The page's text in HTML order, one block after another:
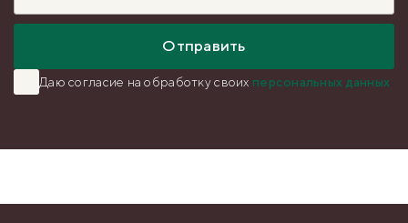
Отправить
Даю согласие на обработкусвоих персональных данных